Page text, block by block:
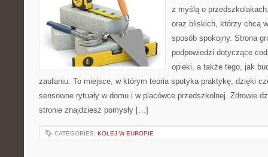
z myślą o
oraz bliskich, którzy chcą
sposób spokojny. Strona
podpowiedzi dotyczące
opieki, a także tego, jak
zaufaniu. To miejsce, w którym teoria spotyka praktykę, dzięki
sensowne rytuały w domu i w placówce przedszkolnej. Zdrowie
stronie znajdziesz pomysły […]
CATEGORIES: KOLEJ W EUROPIE